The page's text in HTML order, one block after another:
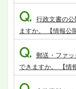
Q. 行政文書の
ますか。 【情報公
Q. 郵送・ファ
できますか。 【情